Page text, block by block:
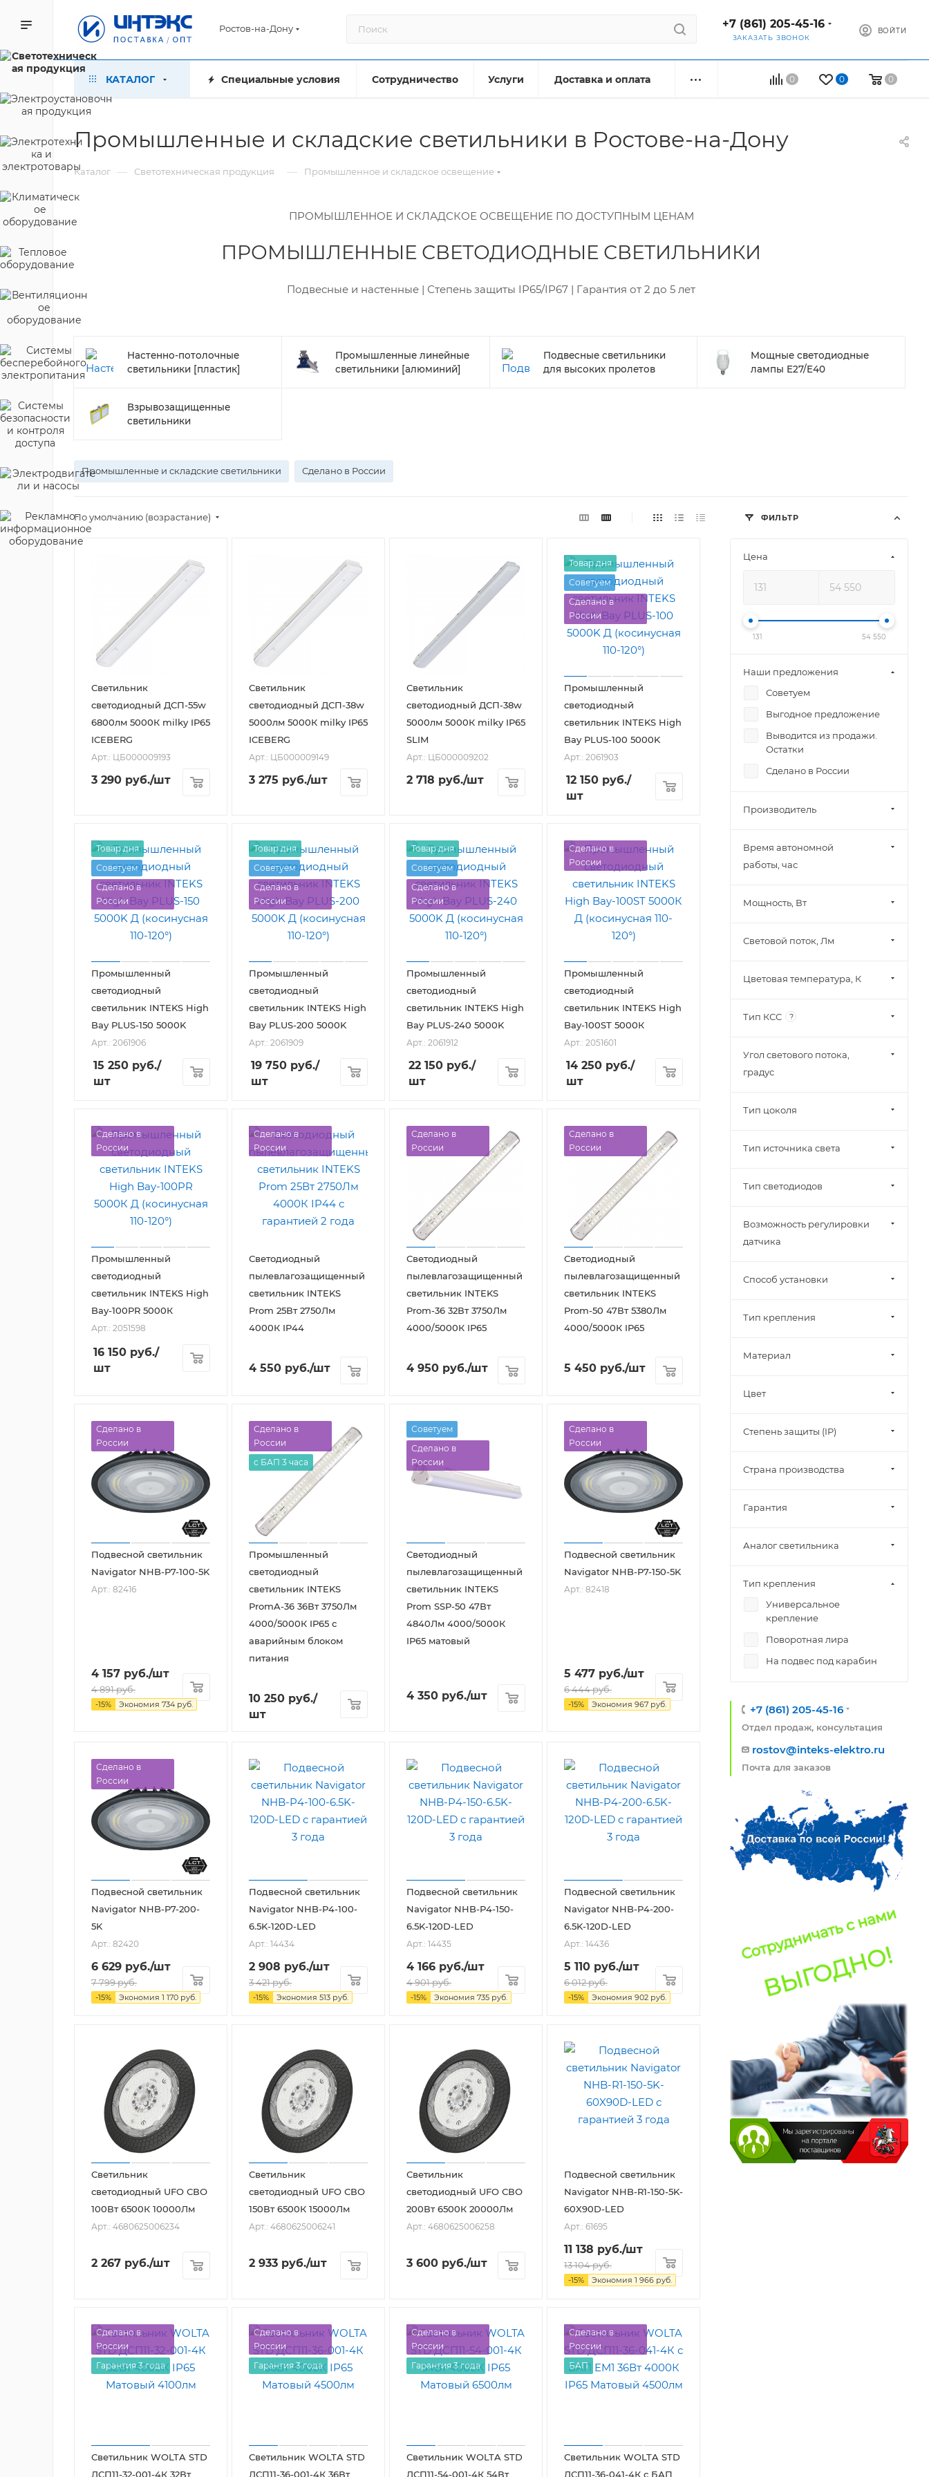
Ростов-на-Дону +7 (861) 205-45-16
ЗАКАЗАТЬ ЗВОНОК
ВОЙТИ
0 0 0
КАТАЛОГ Специальные условия Сотрудничество Услуги Доставка и оплата
Промышленные и складские светильники в Ростове-на-Дону
Каталог — Светотехническая продукция — Промышленное и складское освещение
ПРОМЫШЛЕННОЕ И СКЛАДСКОЕ ОСВЕЩЕНИЕ ПО ДОСТУПНЫМ ЦЕНАМ
ПРОМЫШЛЕННЫЕ СВЕТОДИОДНЫЕ СВЕТИЛЬНИКИ
Подвесные и настенные | Степень защиты IP65/IP67 | Гарантия от 2 до 5 лет
Настенно-потолочные
светильники [пластик]
Промышленные линейные
светильники [алюминий]
Подвесные светильники
для высоких пролетов
Мощные светодиодные
лампы E27/E40
Взрывозащищенные
светильники
Промышленные и складские светильники Сделано в России
По умолчанию (возрастание)
Светильник
светодиодный ДСП-55w
6800лм 5000К milky IP65
ICEBERG
Арт.: ЦБ000009193
3 290 руб./шт
Светильник
светодиодный ДСП-38w
5000лм 5000К milky IP65
ICEBERG
Арт.: ЦБ000009149
3 275 руб./шт
Светильник
светодиодный ДСП-38w
5000лм 5000К milky IP65
SLIM
Арт.: ЦБ000009202
2 718 руб./шт
Товар дня
Советуем
Сделано в
России
Промышленный
светодиодный
светильник INTEKS High
Bay PLUS-100 5000K
Арт.: 2061903
12 150 руб./
шт
Товар дня
Советуем
Сделано в
России
Промышленный
светодиодный
светильник INTEKS High
Bay PLUS-150 5000K
Арт.: 2061906
15 250 руб./
шт
Товар дня
Советуем
Сделано в
России
Промышленный
светодиодный
светильник INTEKS High
Bay PLUS-200 5000K
Арт.: 2061909
19 750 руб./
шт
Товар дня
Советуем
Сделано в
России
Промышленный
светодиодный
светильник INTEKS High
Bay PLUS-240 5000K
Арт.: 2061912
22 150 руб./
шт
Сделано в
России
Промышленный
светодиодный
светильник INTEKS High
Bay-100ST 5000К
Арт.: 2051601
14 250 руб./
шт
Сделано в
России
Промышленный
светодиодный
светильник INTEKS High
Bay-100PR 5000К
Арт.: 2051598
16 150 руб./
шт
Сделано в
России
Светодиодный
пылевлагозащищенный
светильник INTEKS
Prom 25Вт 2750Лм
4000К IP44
4 550 руб./шт
Сделано в
России
Светодиодный
пылевлагозащищенный
светильник INTEKS
Prom-36 32Вт 3750Лм
4000/5000К IP65
4 950 руб./шт
Сделано в
России
Светодиодный
пылевлагозащищенный
светильник INTEKS
Prom-50 47Вт 5380Лм
4000/5000К IP65
5 450 руб./шт
Сделано в
России
Подвесной светильник
Navigator NHB-P7-100-5K
Арт.: 82416
4 157 руб./шт
4 891руб.
-15% Экономия 734 руб.
Сделано в
России
с БАП 3 часа
Промышленный
светодиодный
светильник INTEKS
PromA-36 36Вт 3750Лм
4000/5000К IP65 с
аварийным блоком
питания
10 250 руб./
шт
Советуем
Сделано в
России
Светодиодный
пылевлагозащищенный
светильник INTEKS
Prom SSP-50 47Вт
4840Лм 4000/5000К
IP65 матовый
4 350 руб./шт
Сделано в
России
Подвесной светильник
Navigator NHB-P7-150-5K
Арт.: 82418
5 477 руб./шт
6 444руб.
-15% Экономия 967 руб.
Сделано в
России
Подвесной светильник
Navigator NHB-P7-200-
5K
Арт.: 82420
6 629 руб./шт
7 799руб.
-15% Экономия 1 170 руб.
Подвесной светильник
Navigator NHB-P4-100-
6.5K-120D-LED
Арт.: 14434
2 908 руб./шт
3 421руб.
-15% Экономия 513 руб.
Подвесной светильник
Navigator NHB-P4-150-
6.5K-120D-LED
Арт.: 14435
4 166 руб./шт
4 901руб.
-15% Экономия 735 руб.
Подвесной светильник
Navigator NHB-P4-200-
6.5K-120D-LED
Арт.: 14436
5 110 руб./шт
6 012руб.
-15% Экономия 902 руб.
Светильник
светодиодный UFO СВО
100Вт 6500К 10000Лм
Арт.: 4680625006234
2 267 руб./шт
Светильник
светодиодный UFO СВО
150Вт 6500К 15000Лм
Арт.: 4680625006241
2 933 руб./шт
Светильник
светодиодный UFO СВО
200Вт 6500К 20000Лм
Арт.: 4680625006258
3 600 руб./шт
Подвесной светильник
Navigator NHB-R1-150-5K-
60X90D-LED
Арт.: 61695
11 138 руб./шт
13 104руб.
-15% Экономия 1 966 руб.
Сделано в
России
Гарантия 3 года
Светильник WOLTA STD
ДСП11-32-001-4К 32Вт
Сделано в
России
Гарантия 3 года
Светильник WOLTA STD
ДСП11-36-001-4К 36Вт
Сделано в
России
Гарантия 3 года
Светильник WOLTA STD
ДСП11-54-001-4К 54Вт
Сделано в
России
БАП
Светильник WOLTA STD
ДСП11-36-041-4К с БАП
ФИЛЬТР
Цена
131 54 550
Наши предложения
Советуем
Выгодное предложение
Выводится из продажи.
Остатки
Сделано в России
Производитель
Время автономной
работы, час
Мощность, Вт
Световой поток, Лм
Цветовая температура, К
Тип КСС ?
Угол светового потока,
градус
Тип цоколя
Тип источника света
Тип светодиодов
Возможность регулировки
датчика
Способ установки
Тип крепления
Материал
Цвет
Степень защиты (IP)
Страна производства
Гарантия
Аналог светильника
Тип крепления
Универсальное
крепление
Поворотная лира
На подвес под карабин
+7 (861) 205-45-16
Отдел продаж, консультация
rostov@inteks-elektro.ru
Почта для заказов